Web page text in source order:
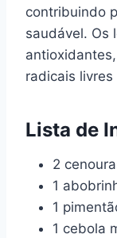
contribuindo
saudável. Os
radicais
Lista de
2
1
1
1 cebola